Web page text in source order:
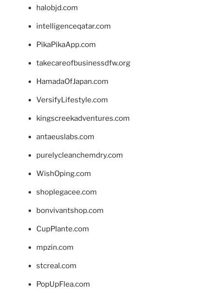
halobjd.com
intelligenceqatar.com
PikaPikaApp.com
takecareofbusinessdfw.org
HamadaOfJapan.com
VersifyLifestyle.com
kingscreekadventures.com
antaeuslabs.com
purelycleanchemdry.com
WishOping.com
shoplegacee.com
bonvivantshop.com
CupPlante.com
mpzin.com
stcreal.com
PopUpFlea.com